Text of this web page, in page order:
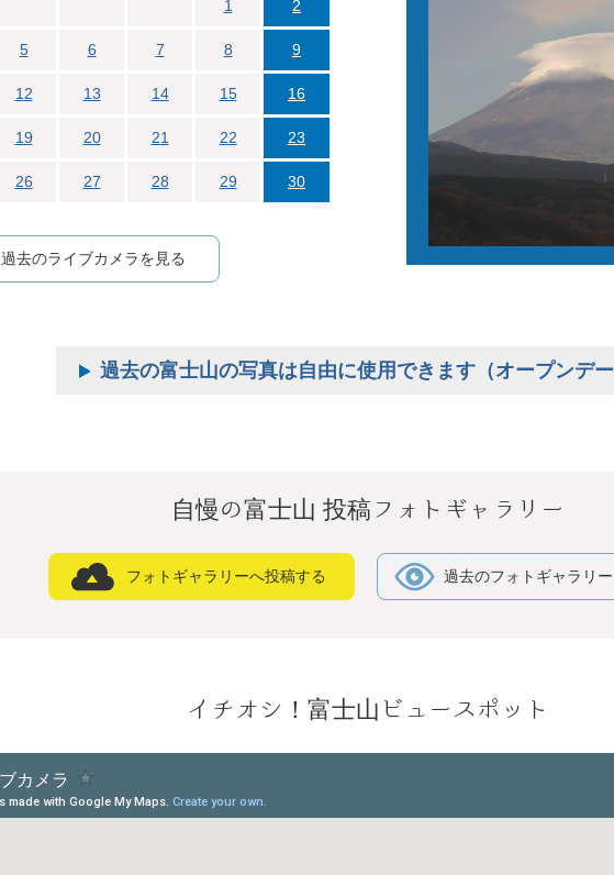
1 2
5 6 7 8 9
12 13 14 15 16
19 20 21 22 23
26 27 28 29 30
過去のライブカメラを見る
過去の富士山の写真は自由に使用できます（オープンデ
自慢の富士山 投稿フォトギャラリー
フォトギャラリーへ投稿する 過去のフォトギャラリ
イチオシ！富士山ビュースポット